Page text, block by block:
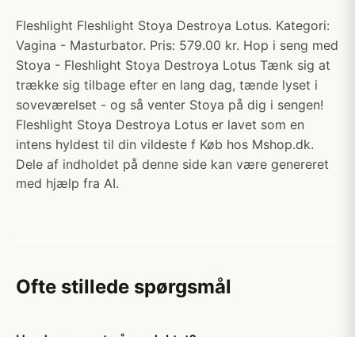
Fleshlight Fleshlight Stoya Destroya Lotus. Kategori:
Vagina - Masturbator. Pris: 579.00 kr. Hop i seng med
Stoya - Fleshlight Stoya Destroya Lotus Tænk sig at
trække sig tilbage efter en lang dag, tænde lyset i
soveværelset - og så venter Stoya på dig i sengen!
Fleshlight Stoya Destroya Lotus er lavet som en
intens hyldest til din vildeste f Køb hos Mshop.dk.
Dele af indholdet på denne side kan være genereret
med hjælp fra AI.
Ofte stillede spørgsmål